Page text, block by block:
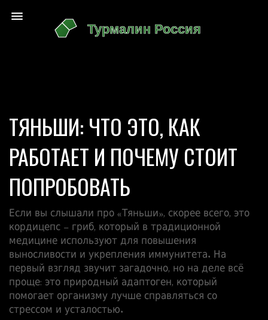
ТЯНЬШИ: ЧТО ЭТО, КАК
РАБОТАЕТ И ПОЧЕМУ СТОИТ
ПОПРОБОВАТЬ
Если вы слышали про «Тяньши», скорее всего, это
кордицепс – гриб, который в традиционной
медицине используют для повышения
выносливости и укрепления иммунитета. На
первый взгляд звучит загадочно, но на деле всё
проще: это природный адаптоген, который
помогает организму лучше справляться со
стрессом и усталостью.